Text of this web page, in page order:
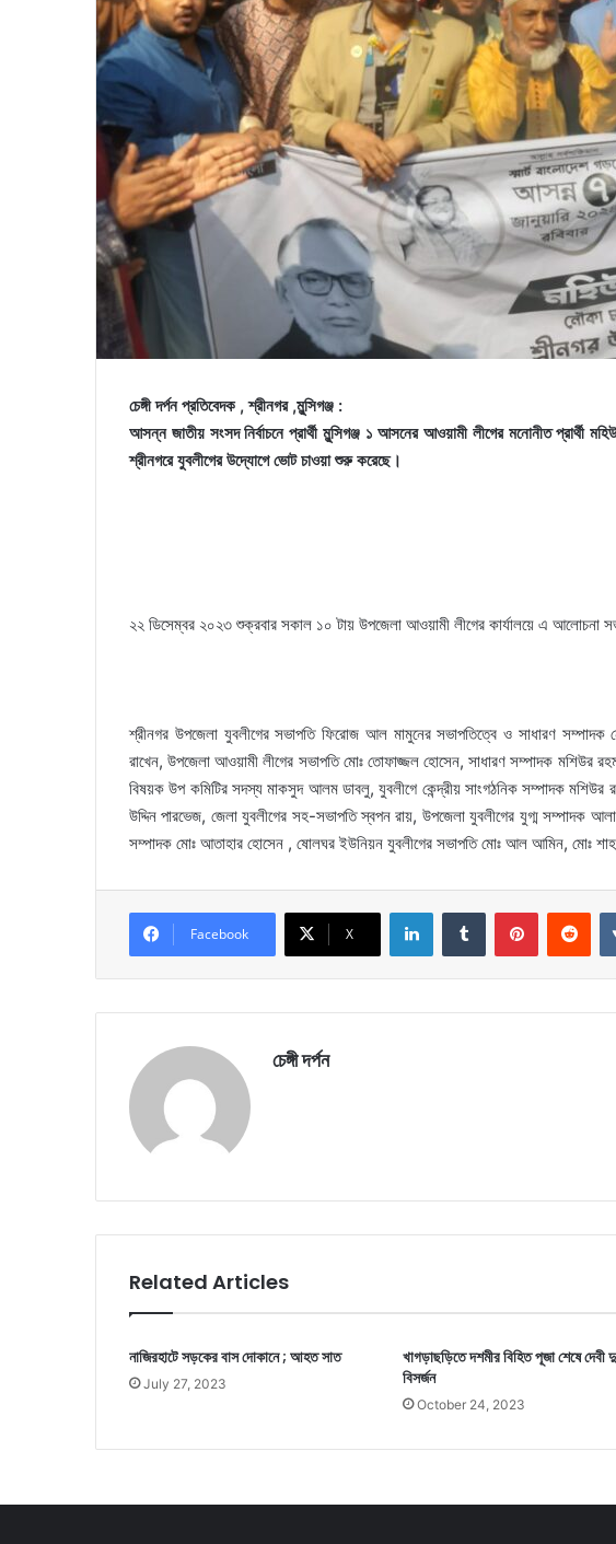
চেঙ্গী দর্পন প্রতিবেদক , শ্রীনগর ,মুন্সিগঞ্জ :
আসন্ন জাতীয় সংসদ নির্বাচনে প্রার্থী মুন্সিগঞ্জ ১ আসনের আওয়ামী লীগের মনোনীত প্রার্থী
শ্রীনগরে যুবলীগের উদ্যোগে ভোট চাওয়া শুরু করেছে।
২২ ডিসেম্বর ২০২৩ শুক্রবার সকাল ১০ টায় উপজেলা আওয়ামী লীগের কার্যালয়ে এ আলোচনা
শ্রীনগর উপজেলা যুবলীগের সভাপতি ফিরোজ আল মামুনের সভাপতিত্বে ও সাধারণ
রাখেন, উপজেলা আওয়ামী লীগের সভাপতি মোঃ তোফাজ্জল হোসেন, সাধারণ সম্পাদক মশিউর
বিষয়ক উপ কমিটির সদস্য মাকসুদ আলম ডাবলু, যুবলীগে কেন্দ্রীয় সাংগঠনিক সম্পাদক মশিউর
উদ্দিন পারভেজ, জেলা যুবলীগের সহ-সভাপতি স্বপন রায়, উপজেলা যুবলীগের যুগ্ম সম্পাদক
সম্পাদক মোঃ আতাহার হোসেন , ষোলঘর ইউনিয়ন যুবলীগের সভাপতি মোঃ আল আমিন, মোঃ
Facebook X
LinkedInTumblr Pinterest
চেঙ্গী দর্পন
Related Articles
নাজিরহাটে সড়কের বাস দোকানে ; আহত সাত
July 27, 2023
খাগড়াছড়িতে দশমীর বিহিত পূজা শেষে দেবী
বিসর্জন
October 24, 2023